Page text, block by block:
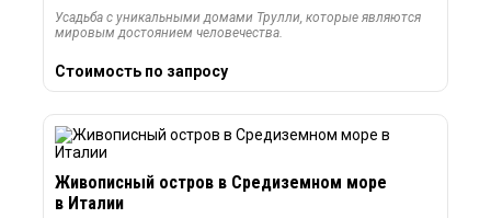
Усадьба с уникальными домами Трулли, которые являются
мировым достоянием человечества.
Стоимость по запросу
Живописный остров в Средиземном море
в Италии